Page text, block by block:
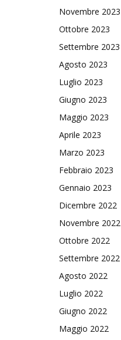
Novembre 2023
Ottobre 2023
Settembre 2023
Agosto 2023
Luglio 2023
Giugno 2023
Maggio 2023
Aprile 2023
Marzo 2023
Febbraio 2023
Gennaio 2023
Dicembre 2022
Novembre 2022
Ottobre 2022
Settembre 2022
Agosto 2022
Luglio 2022
Giugno 2022
Maggio 2022